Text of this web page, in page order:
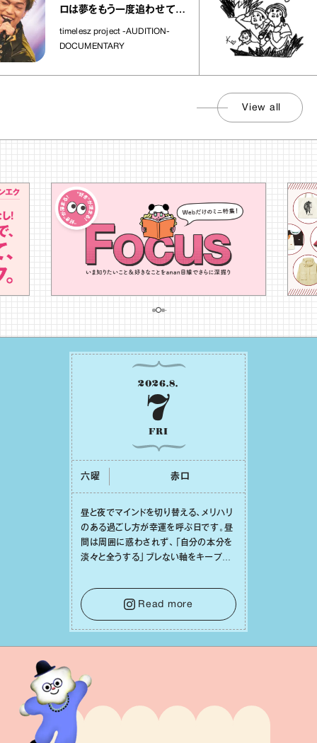
ロは夢をもう一度追わせてく
れた場所」
timelesz project -AUDITION-
DOCUMENTARY
View all
2026.8.
7
FRI
六曜 ⾚⼝
昼と夜でマインドを切り替える、メリハリ
のある過ごし⽅が幸運を呼ぶ⽇です。昼
間は周囲に惑わされず、「⾃分の本分を
淡々と全うする」ブレない軸をキープし
⾔葉に流されないよう、⼼にしっかりブ
レーキをかけること。この意識の切り替
えが、あなたに確かな安⼼感をもたらす
はずです。
Read more